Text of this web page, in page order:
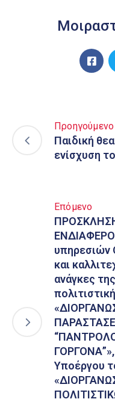
Προηγούμενο
Παιδική
ενίσχυση
Επόμενο
υπηρεσιών
και
ανάγκες
Υποέργου